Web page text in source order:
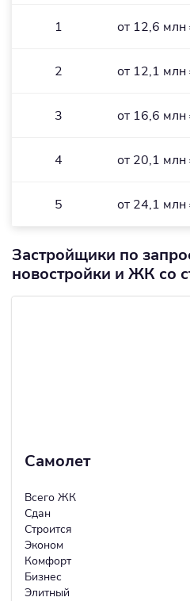
1 от 12,6 млн
2 от 12,1 млн
3 от 16,6 млн
4 от 20,1 млн
5 от 24,1 млн
Застройщики по
новостройки и ЖК со
Самолет
Всего ЖК
Сдан
Строится
Эконом
Комфорт
Бизнес
Элитный